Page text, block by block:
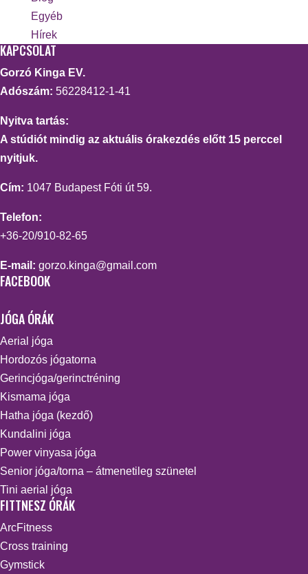
Egyéb
Hírek
KAPCSOLAT
Gorzó Kinga EV.
Adószám: 56228412-1-41
Nyitva tartás:
A stúdiót mindig az aktuális órakezdés előtt 15 perccel
nyitjuk.
Cím: 1047 Budapest Fóti út 59.
Telefon:
+36-20/910-82-65
E-mail: gorzo.kinga@gmail.com
FACEBOOK
JÓGA ÓRÁK
Aerial jóga
Hordozós jógatorna
Gerincjóga/gerinctréning
Kismama jóga
Hatha jóga (kezdő)
Kundalini jóga
Power vinyasa jóga
Senior jóga/torna – átmenetileg szünetel
Tini aerial jóga
FITTNESZ ÓRÁK
ArcFitness
Cross training
Gymstick